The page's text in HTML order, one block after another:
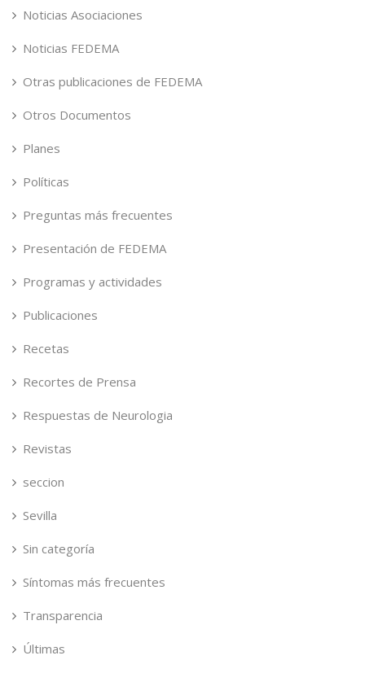
Noticias Asociaciones
Noticias FEDEMA
Otras publicaciones de FEDEMA
Otros Documentos
Planes
Políticas
Preguntas más frecuentes
Presentación de FEDEMA
Programas y actividades
Publicaciones
Recetas
Recortes de Prensa
Respuestas de Neurologia
Revistas
seccion
Sevilla
Sin categoría
Síntomas más frecuentes
Transparencia
Últimas